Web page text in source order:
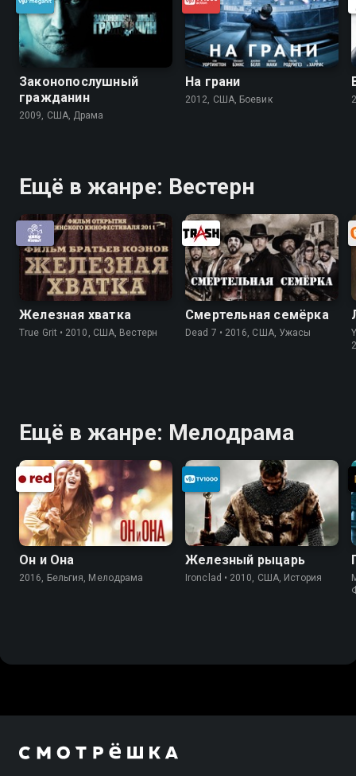
Законопослушный
гражданин
2009, США, Драма
На грани
2012, США, Боевик
Ещё в жанре: Вестерн
Железная хватка
True Grit • 2010, США, Вестерн
Смертельная семёрка
Dead 7 • 2016, США, Ужасы
Ещё в жанре: Мелодрама
Он и Она
2016, Бельгия, Мелодрама
Железный рыцарь
Ironclad • 2010, США, История